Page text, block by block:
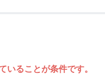
ることが条件です。